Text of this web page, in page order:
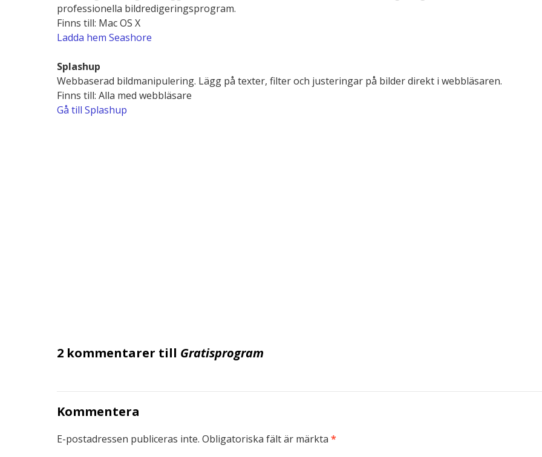
professionella bildredigeringsprogram.
Finns till: Mac OS X
Ladda hem Seashore
Splashup
Webbaserad bildmanipulering. Lägg på texter, filter och justeringar på bilder direkt i webbläsaren.
Finns till: Alla med webbläsare
Gå till Splashup
2 kommentarer till Gratisprogram
Kommentera
E-postadressen publiceras inte. Obligatoriska fält är märkta *